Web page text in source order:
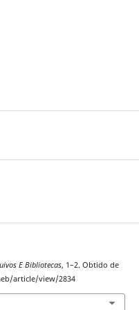
E Bibliotecas, 1–2. Obtido de
article/view/2834